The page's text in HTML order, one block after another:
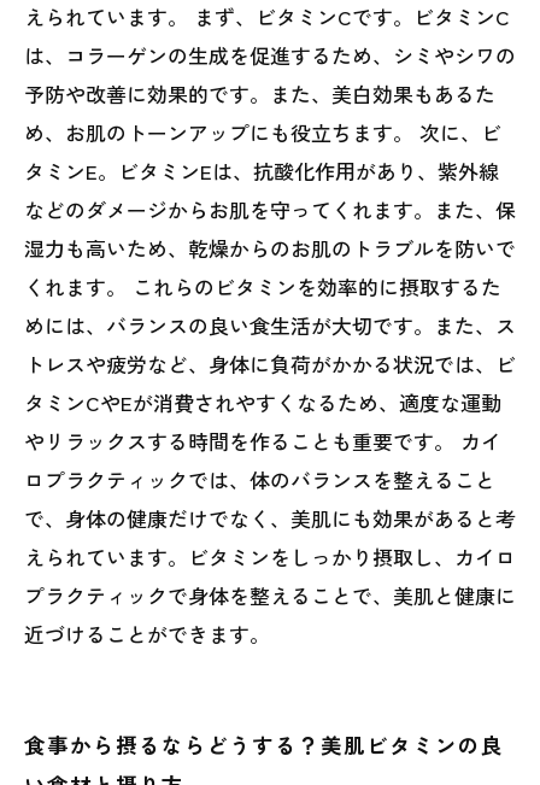
えられています。 まず、ビタミンCです。ビタミンC
は、コラーゲンの生成を促進するため、シミやシワの
予防や改善に効果的です。また、美白効果もあるた
め、お肌のトーンアップにも役立ちます。 次に、ビ
タミンE。ビタミンEは、抗酸化作用があり、紫外線
などのダメージからお肌を守ってくれます。また、保
湿力も高いため、乾燥からのお肌のトラブルを防いで
くれます。 これらのビタミンを効率的に摂取するた
めには、バランスの良い食生活が大切です。また、ス
トレスや疲労など、身体に負荷がかかる状況では、ビ
タミンCやEが消費されやすくなるため、適度な運動
やリラックスする時間を作ることも重要です。 カイ
ロプラクティックでは、体のバランスを整えること
で、身体の健康だけでなく、美肌にも効果があると考
えられています。ビタミンをしっかり摂取し、カイロ
プラクティックで身体を整えることで、美肌と健康に
近づけることができます。
食事から摂るならどうする？美肌ビタミンの良